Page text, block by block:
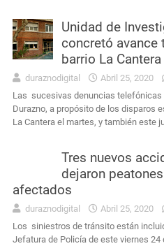
Unidad de
concretó avance
barrio La Cantera
duraznodigital Abril 25, 2020
Las sucesivas denuncias telefónicas
Durazno, a propósito de los disparos
La Cantera el martes, y también este
Tres nuevos
dejaron
afectados
duraznodigital Abril 25, 2020
Los siniestros de tránsito están
Jefatura de Policía de este viernes 24